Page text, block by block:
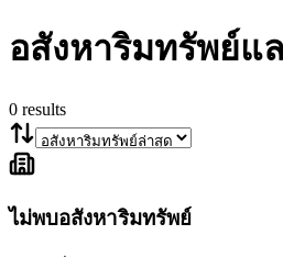
อสังหาริมทรัพย์แ
0 results
ไม่พบอสังหาริมทรัพย์